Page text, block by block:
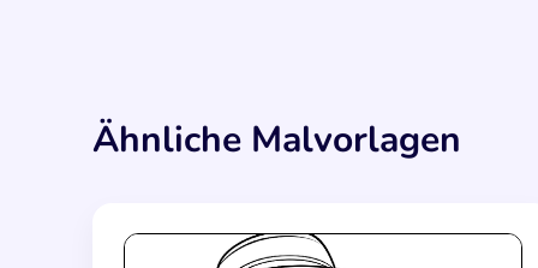
Ähnliche Malvorlagen